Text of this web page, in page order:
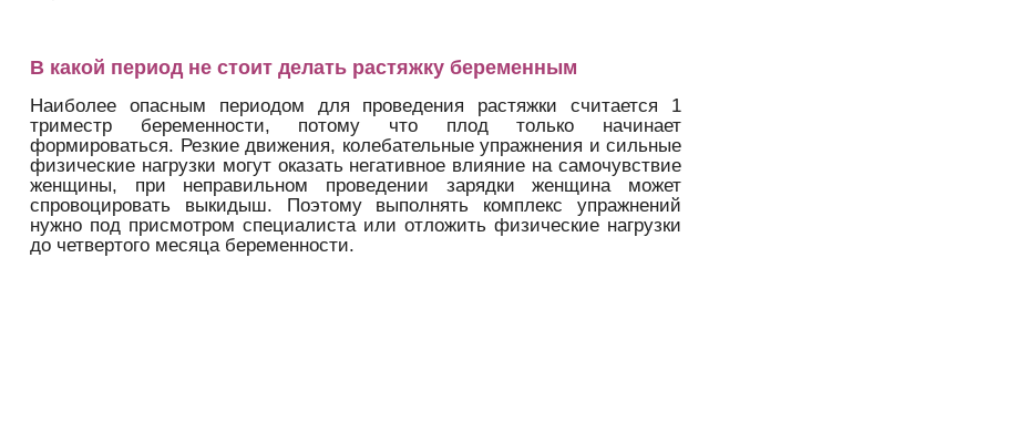
В какой период не стоит делать растяжку беременным
Наиболее опасным периодом для проведения растяжки считается 1
триместр беременности, потому что плод только начинает
формироваться. Резкие движения, колебательные упражнения и сильные
физические нагрузки могут оказать негативное влияние на самочувствие
женщины, при неправильном проведении зарядки женщина может
спровоцировать выкидыш. Поэтому выполнять комплекс упражнений
нужно под присмотром специалиста или отложить физические нагрузки
до четвертого месяца беременности.